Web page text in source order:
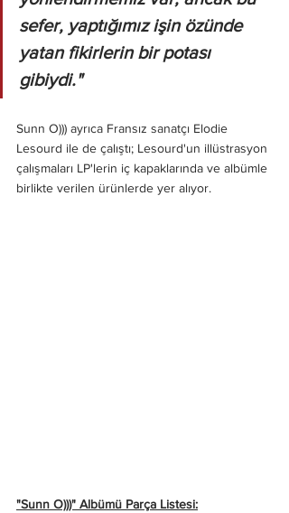
sefer, yaptığımız işin özünde
yatan fikirlerin bir potası
gibiydi."
Sunn O))) ayrıca Fransız sanatçı Elodie
Lesourd ile de çalıştı; Lesourd'un illüstrasyon
çalışmaları LP'lerin iç kapaklarında ve albümle
birlikte verilen ürünlerde yer alıyor.
"Sunn O)))" Albümü Parça Listesi: